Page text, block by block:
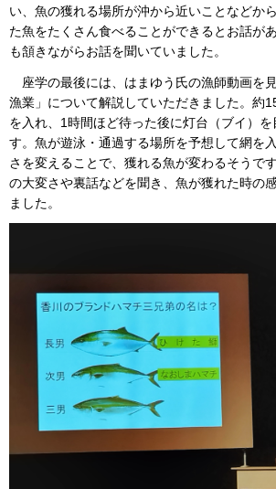
い、魚の獲れる場所が沖から近いことなどか
た魚をたくさん食べることができるとお話が
も頷きながらお話を聞いていました。
座学の最後には、はまゆう氏の漁師動画を
漁業」について解説していただきました。約
を入れ、1時間ほど待った後に灯台（ブイ）を
す。魚が遊泳・通過する場所を予想して網を
さを変えることで、獲れる魚が変わるそうで
の大変さや裏話などを聞き、魚が獲れた時の
ました。